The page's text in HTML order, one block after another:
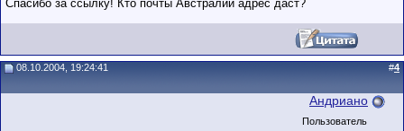
Спасибо за ссылку! Кто почты Австралии адрес даст?
08.10.2004, 19:24:41 #4
Андриано
Пользователь